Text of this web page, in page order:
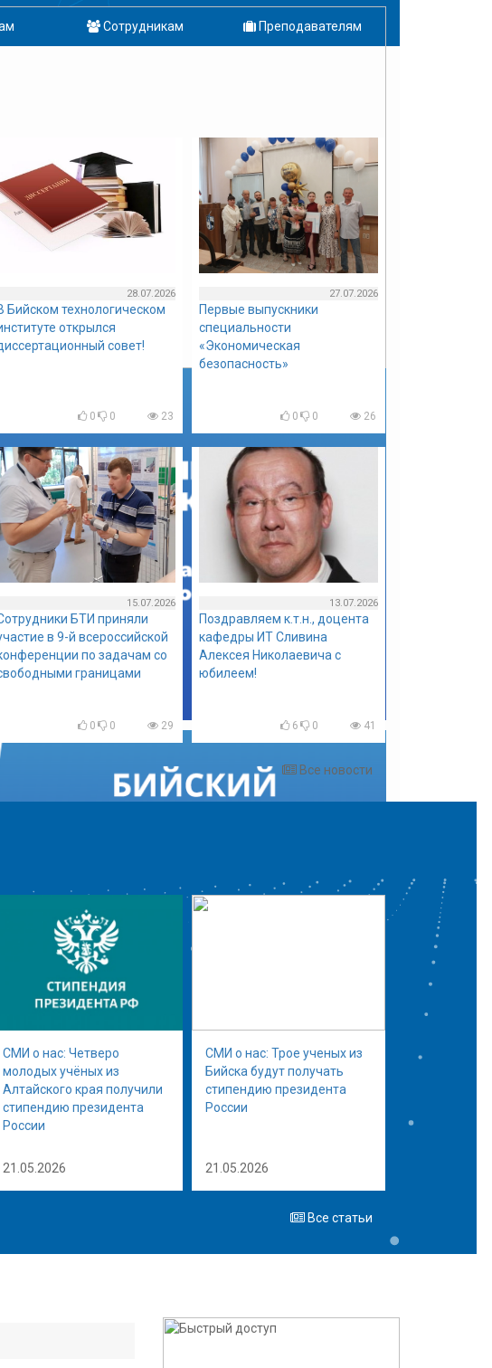
Сотрудникам Преподавателям
28.07.2026
Бийском технологическом
открылся
совет!
0 0 23
27.07.2026
Первые выпускники
специальности
«Экономическая
безопасность»
0 0 26
15.07.2026
БТИ приняли
в 9-й всероссийской
по задачам со
границами
0 0 29
13.07.2026
Поздравляем к.т.н., доцента
кафедры ИТ Сливина
Алексея Николаевича с
юбилеем!
6 0 41
Все новости
СМИ о нас: Четверо
молодых учёных из
Алтайского края получили
стипендию президента
России
21.05.2026
СМИ о нас: Трое ученых из
Бийска будут получать
стипендию президента
России
21.05.2026
Все статьи